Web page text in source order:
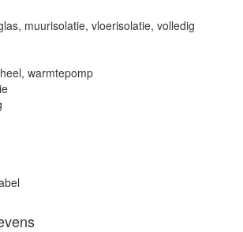
muurisolatie, vloerisolatie, volledig
warmtepomp